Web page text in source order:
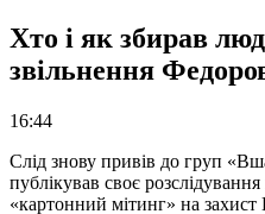
Хто і як збирав
звільнення
16:44
Слід знову привів до груп
публікував своє
«картонний мітинг» на